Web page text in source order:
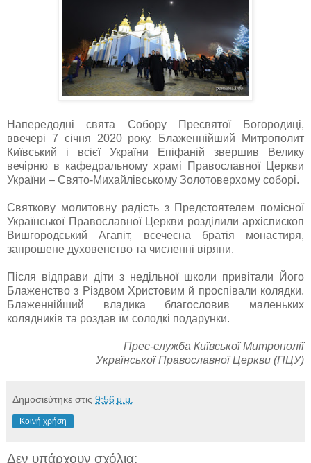
Напередодні свята Собору Пресвятої Богородиці,
ввечері 7 січня 2020 року, Блаженнійший Митрополит
Київський і всієї України Епіфаній звершив Велику
вечірню в кафедральному храмі Православної Церкви
України – Свято-Михайлівському Золотоверхому соборі.
Святкову молитовну радість з Предстоятелем помісної
Української Православної Церкви розділили архієпископ
Вишгородський Агапіт, всечесна братія монастиря,
запрошене духовенство та численні віряни.
Після відправи діти з недільної школи привітали Його
Блаженство з Різдвом Христовим й проспівали колядки.
Блаженнійший владика благословив маленьких
колядників та роздав їм солодкі подарунки.
Прес-служба Київської Митрополії
Української Православної Церкви (ПЦУ)
Δημοσιεύτηκε στις 9:56 μ.μ.
Κοινή χρήση
Δεν υπάρχουν σχόλια: